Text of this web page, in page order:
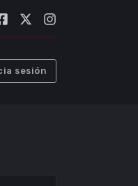
sesión